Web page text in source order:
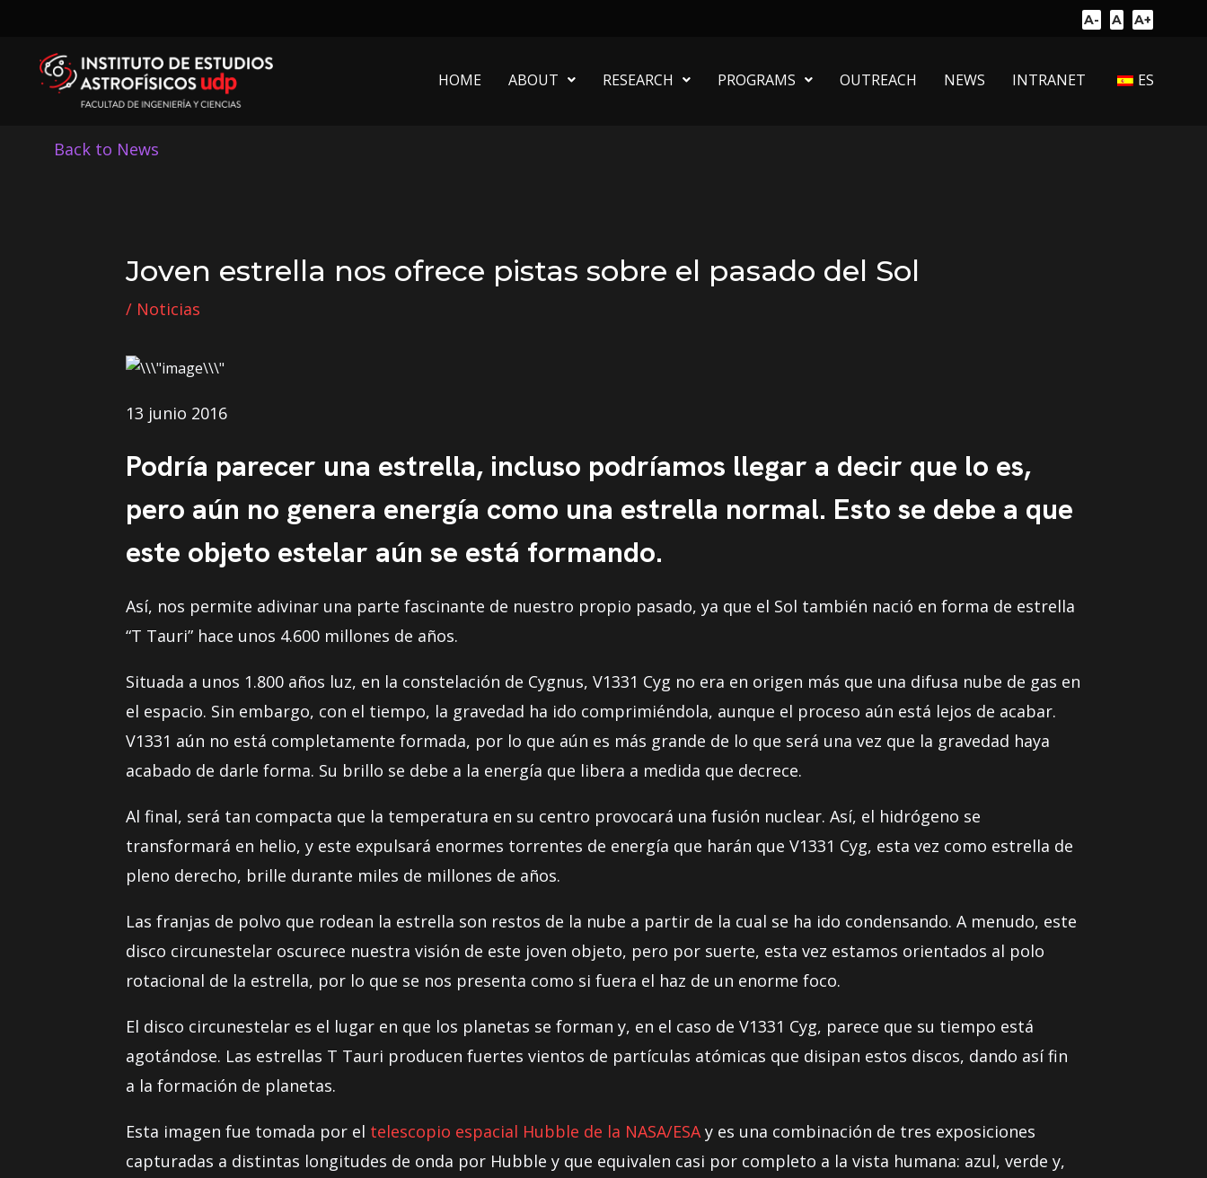
A- A A+
HOME ABOUT RESEARCH PROGRAMS OUTREACH NEWS INTRANET ES
Back to News
Joven estrella nos ofrece pistas sobre el pasado del Sol
/ Noticias
13 junio 2016
Podría parecer una estrella, incluso podríamos llegar a decir que lo es,
pero aún no genera energía como una estrella normal. Esto se debe a que
este objeto estelar aún se está formando.
Así, nos permite adivinar una parte fascinante de nuestro propio pasado, ya que el Sol también nació en forma de estrella
“T Tauri” hace unos 4.600 millones de años.
Situada a unos 1.800 años luz, en la constelación de Cygnus, V1331 Cyg no era en origen más que una difusa nube de gas en
el espacio. Sin embargo, con el tiempo, la gravedad ha ido comprimiéndola, aunque el proceso aún está lejos de acabar.
V1331 aún no está completamente formada, por lo que aún es más grande de lo que será una vez que la gravedad haya
acabado de darle forma. Su brillo se debe a la energía que libera a medida que decrece.
Al final, será tan compacta que la temperatura en su centro provocará una fusión nuclear. Así, el hidrógeno se
transformará en helio, y este expulsará enormes torrentes de energía que harán que V1331 Cyg, esta vez como estrella de
pleno derecho, brille durante miles de millones de años.
Las franjas de polvo que rodean la estrella son restos de la nube a partir de la cual se ha ido condensando. A menudo, este
disco circunestelar oscurece nuestra visión de este joven objeto, pero por suerte, esta vez estamos orientados al polo
rotacional de la estrella, por lo que se nos presenta como si fuera el haz de un enorme foco.
El disco circunestelar es el lugar en que los planetas se forman y, en el caso de V1331 Cyg, parece que su tiempo está
agotándose. Las estrellas T Tauri producen fuertes vientos de partículas atómicas que disipan estos discos, dando así fin
a la formación de planetas.
Esta imagen fue tomada por el telescopio espacial Hubble de la NASA/ESA y es una combinación de tres exposiciones
capturadas a distintas longitudes de onda por Hubble y que equivalen casi por completo a la vista humana: azul, verde y,